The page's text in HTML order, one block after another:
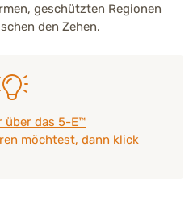
geschützten Regionen
den Zehen.
über das 5-E™
möchtest, dann klick